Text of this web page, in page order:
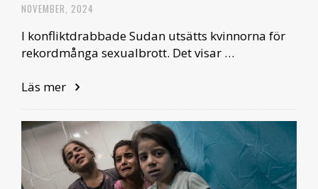
NOVEMBER, 2024
I konfliktdrabbade Sudan utsätts kvinnorna för
rekordmånga sexualbrott. Det visar …
Läs mer